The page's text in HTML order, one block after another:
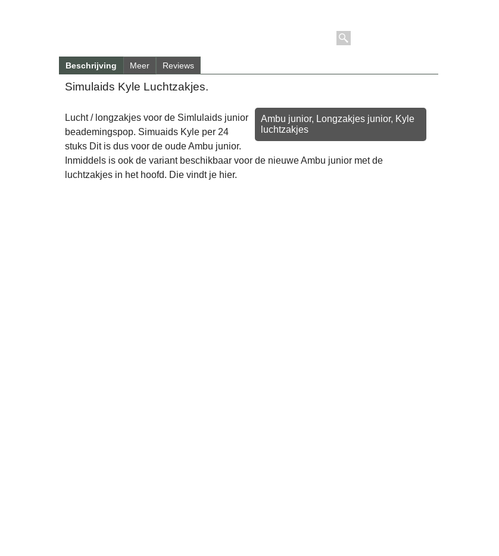
Beschrijving Meer Reviews
Simulaids Kyle Luchtzakjes.
Ambu junior, Longzakjes junior, Kyle
luchtzakjes
Lucht / longzakjes voor de Simlulaids junior
beademingspop. Simuaids Kyle per 24
stuks Dit is dus voor de oude Ambu junior.
Inmiddels is ook de variant beschikbaar voor de nieuwe Ambu junior met de
luchtzakjes in het hoofd. Die vindt je hier.